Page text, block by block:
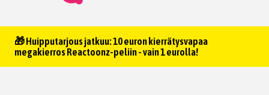
🎁 Huipputarjous jatkuu: 10 euron kierrätysvapaa
megakierros Reactoonz-peliin - vain 1 eurolla!